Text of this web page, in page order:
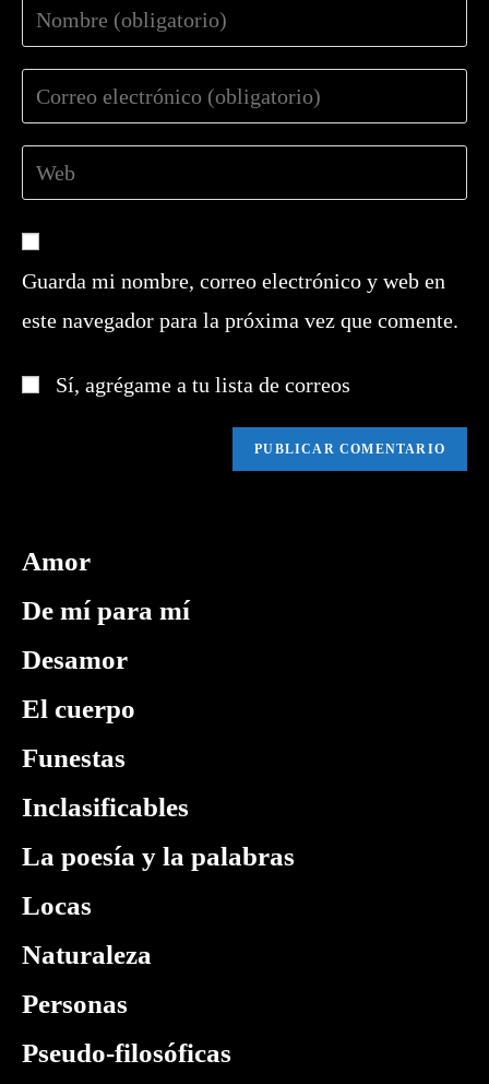
usuario
para
comentar
de
web
(opcional)
Guarda mi nombre, correo electrónico y web en
este navegador para la próxima vez que comente.
Sí, agrégame a tu lista de correos
Amor
De mí para mí
Desamor
El cuerpo
Funestas
Inclasificables
La poesía y la palabras
Locas
Naturaleza
Personas
Pseudo-filosóficas